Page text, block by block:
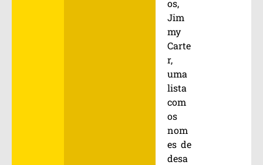
os,
Jim
my
Carte
r,
uma
lista
com
os
nom
es de
desa